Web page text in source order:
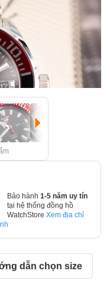
Bảo hành 1-5 năm uy tín
tại hệ thống đồng hồ
WatchStore Xem địa chỉ
dẫn chọn size